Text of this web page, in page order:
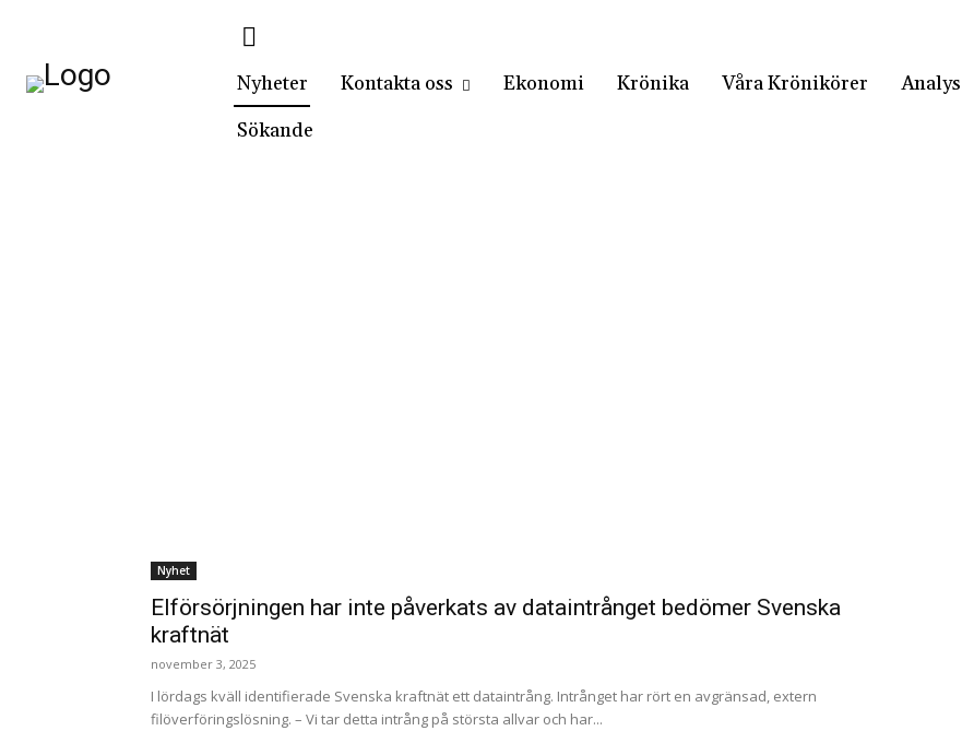
Nyheter Kontakta oss Ekonomi Krönika Våra Krönikörer Analys
Sökande
Nyhet
Elförsörjningen har inte påverkats av dataintrånget bedömer Svenska
kraftnät
november 3, 2025
I lördags kväll identifierade Svenska kraftnät ett dataintrång. Intrånget har rört en avgränsad, extern
filöverföringslösning. – Vi tar detta intrång på största allvar och har...